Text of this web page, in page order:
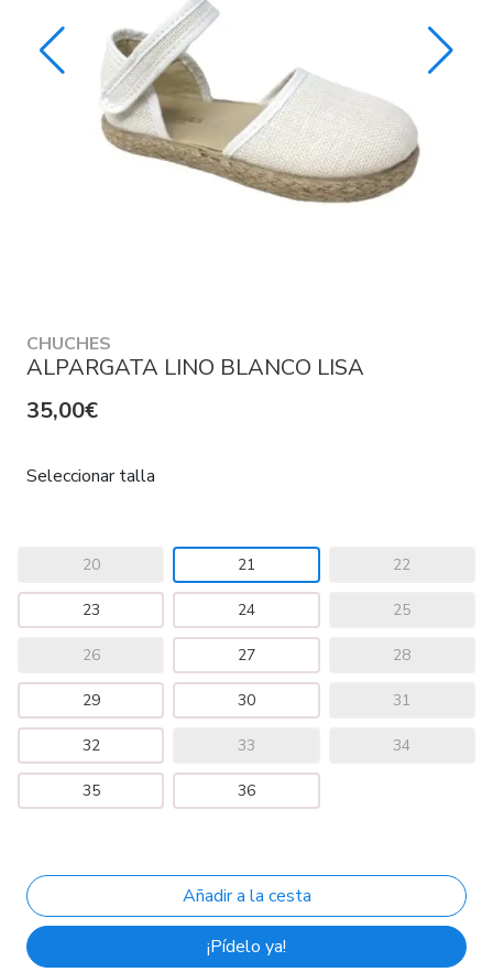
CHUCHES
ALPARGATA LINO BLANCO LISA
35,00€
Seleccionar talla
20 21 22
23 24 25
26 27 28
29 30 31
32 33 34
35 36
¡Pídelo ya!